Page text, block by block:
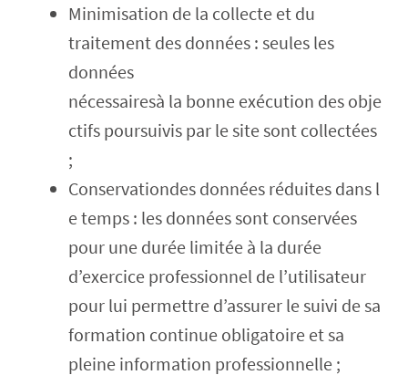
Minimisation de la collecte et du
traitement des données : seules les
données
nécessairesà la bonne exécution des obje
ctifs poursuivis par le site sont collectées
;
Conservationdes données réduites dans l
e temps : les données sont conservées
pour une durée limitée à la durée
d’exercice professionnel de l’utilisateur
pour lui permettre d’assurer le suivi de sa
formation continue obligatoire et sa
pleine information professionnelle ;